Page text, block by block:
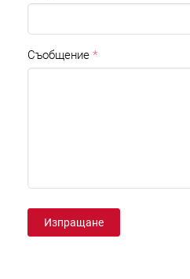
Съобщение
Изпращане